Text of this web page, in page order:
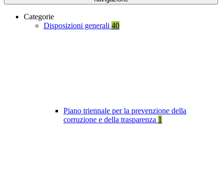
Categorie
Disposizioni generali 40
Piano triennale per la prevenzione della
corruzione e della trasparenza 1